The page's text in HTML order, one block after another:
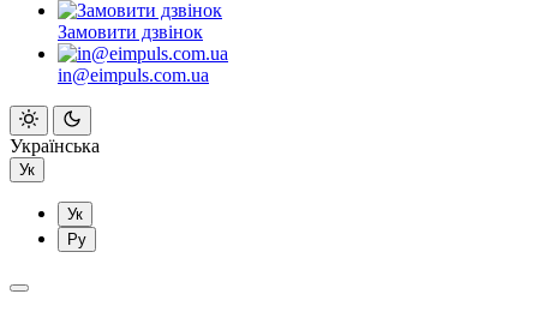
Замовити дзвінок
in@eimpuls.com.ua
Українська
Ук
Ук
Ру